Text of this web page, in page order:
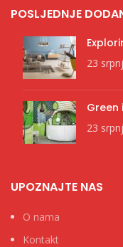
POSLJEDNJE
23
Green
23
UPOZNAJTE NAS
O nama
Kontakt